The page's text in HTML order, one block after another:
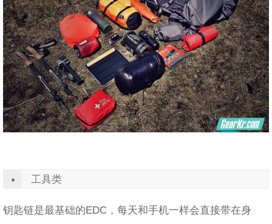
工具类
钥匙链是最基础的EDC，每天和手机一样会直接带在身